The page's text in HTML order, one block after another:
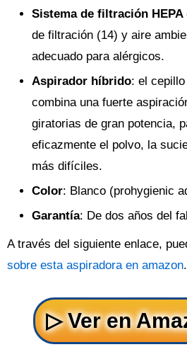
Sistema de filtración HEPA
de filtración (14) y aire
adecuado para alérgicos.
Aspirador híbrido: el
combina una fuerte
giratorias de gran potencia,
eficazmente el polvo, la
más difíciles.
Color: Blanco (prohygienic
Garantía: De dos años del
A través del siguiente enlace,
sobre esta aspiradora en amazon.